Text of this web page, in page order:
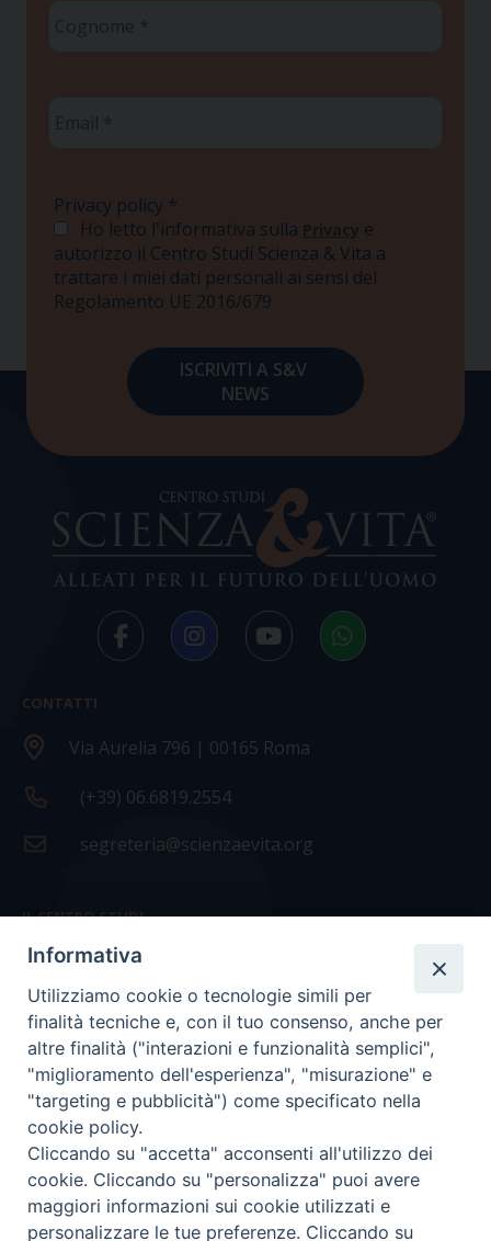
Privacy policy *
Ho letto l'informativa sulla Privacy e
autorizzo il Centro Studi Scienza & Vita a
trattare i miei dati personali ai sensi del
Regolamento UE 2016/679
CONTATTI
Via Aurelia 796 | 00165 Roma
(+39) 06.6819.2554
segreteria@scienzaevita.org
IL CENTRO STUDI
La nostra storia
Statuto
Presidenza e ufficio presidenza
Consiglio scientifico
Coordinamento nazionale
Informativa
Utilizziamo cookie o tecnologie simili per
finalità tecniche e, con il tuo consenso, anche per
altre finalità ("interazioni e funzionalità semplici",
"miglioramento dell'esperienza", "misurazione" e
"targeting e pubblicità") come specificato nella
cookie policy.
Cliccando su "accetta" acconsenti all'utilizzo dei
cookie. Cliccando su "personalizza" puoi avere
maggiori informazioni sui cookie utilizzati e
personalizzare le tue preferenze. Cliccando su